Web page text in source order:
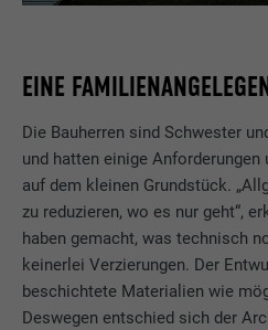
EINE
Die Bauherren sind Schwester
und hatten einige Anforderungen
auf dem kleinen Grundstück.
zu reduzieren, wo es nur geht“,
haben gemacht, was technisch
keinerlei Verzierungen. Der
beschichtete Materialien wie
Deswegen entschied sich der